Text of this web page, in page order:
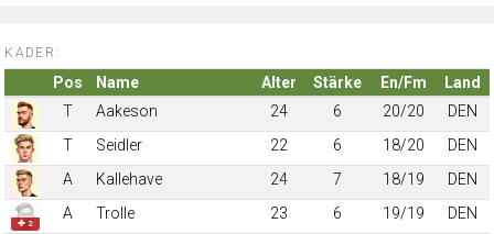
KADER:
Pos Name Alter Stärke En/Fm
Land
T
Aakeson 24 6 20/20
DEN
T
Seidler 22 6 18/20
DEN
A
Kallehave 24 7 18/19 DEN
✚ 2
A Trolle 23 6 19/19
DEN